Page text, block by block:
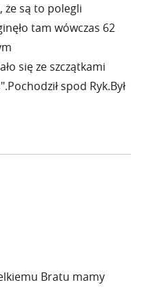
że są to polegli
tam wówczas 62
się ze szczątkami
spod Ryk.Był
Bratu mamy